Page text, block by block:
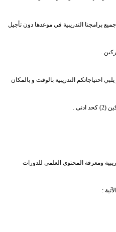
برامجنا التدريبية في موعدها دون تأجيل
.
احتياجاتكم التدريبية بالوقت و بالمكان
.
ومعرفة المحتوى العلمى للدورات
: